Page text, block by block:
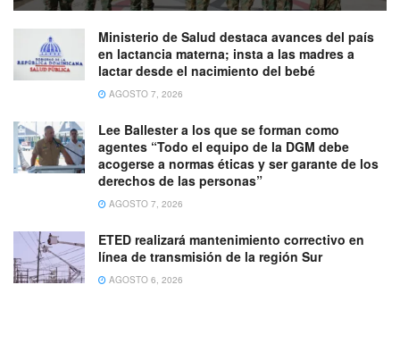
Ministerio de Salud destaca avances del país
en lactancia materna; insta a las madres a
lactar desde el nacimiento del bebé
AGOSTO 7, 2026
Lee Ballester a los que se forman como
agentes “Todo el equipo de la DGM debe
acogerse a normas éticas y ser garante de los
derechos de las personas”
AGOSTO 7, 2026
ETED realizará mantenimiento correctivo en
línea de transmisión de la región Sur
AGOSTO 6, 2026